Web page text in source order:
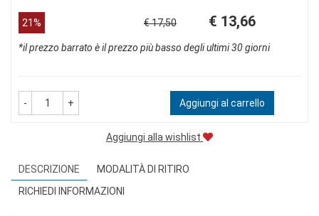
Sconto
del
21% € 17,50
Prezzo
scontato
€ 13,66
*il prezzo barrato è il prezzo più basso degli ultimi 30 giorni
- + Aggiungi al carrello
Aggiungi alla wishlist
DESCRIZIONE
MODALITÀ DI RITIRO
RICHIEDI INFORMAZIONI